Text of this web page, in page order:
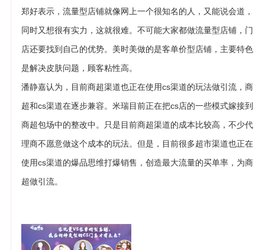
郑好表示，流量型店铺就像网上一个很知名的人，又能说会道，
同时又想很有实力，这就很难。不可能大家都做流量型店铺，门
店还要找到自己的优势。美时美做的是客单价型店铺，主要特色
是解决皮肤问题，顾客粘性高。
潘静嘉认为，目前商超渠道也正在使用cs渠道的玩法做引流，商
超和cs渠道在逐步兼容。米瑞目前正在把cs店的一些模式嫁接到
商超包场中的整改中。只是目前商超渠道的成本比较高，不少代
理商不愿意做这个成本的玩法。但是，目前很多超市渠道也正在
使用cs渠道的爆品思维打爆销售，创造最大流量的买单率，为商
超做引流。